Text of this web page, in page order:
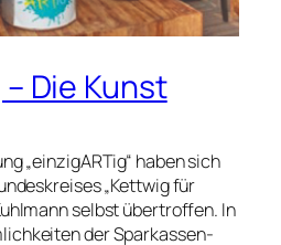
Die Kunst
„einzigARTig“ haben sich
„Kettwig für
selbst übertroffen. In
der Sparkassen-